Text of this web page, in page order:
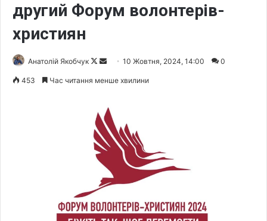
другий Форум волонтерів-
християн
Анатолій Якобчук
F
o
w
o
n
X
n
e
a
l
10 Жовтня, 2024, 14:00 0
453 Час читання менше хвилини